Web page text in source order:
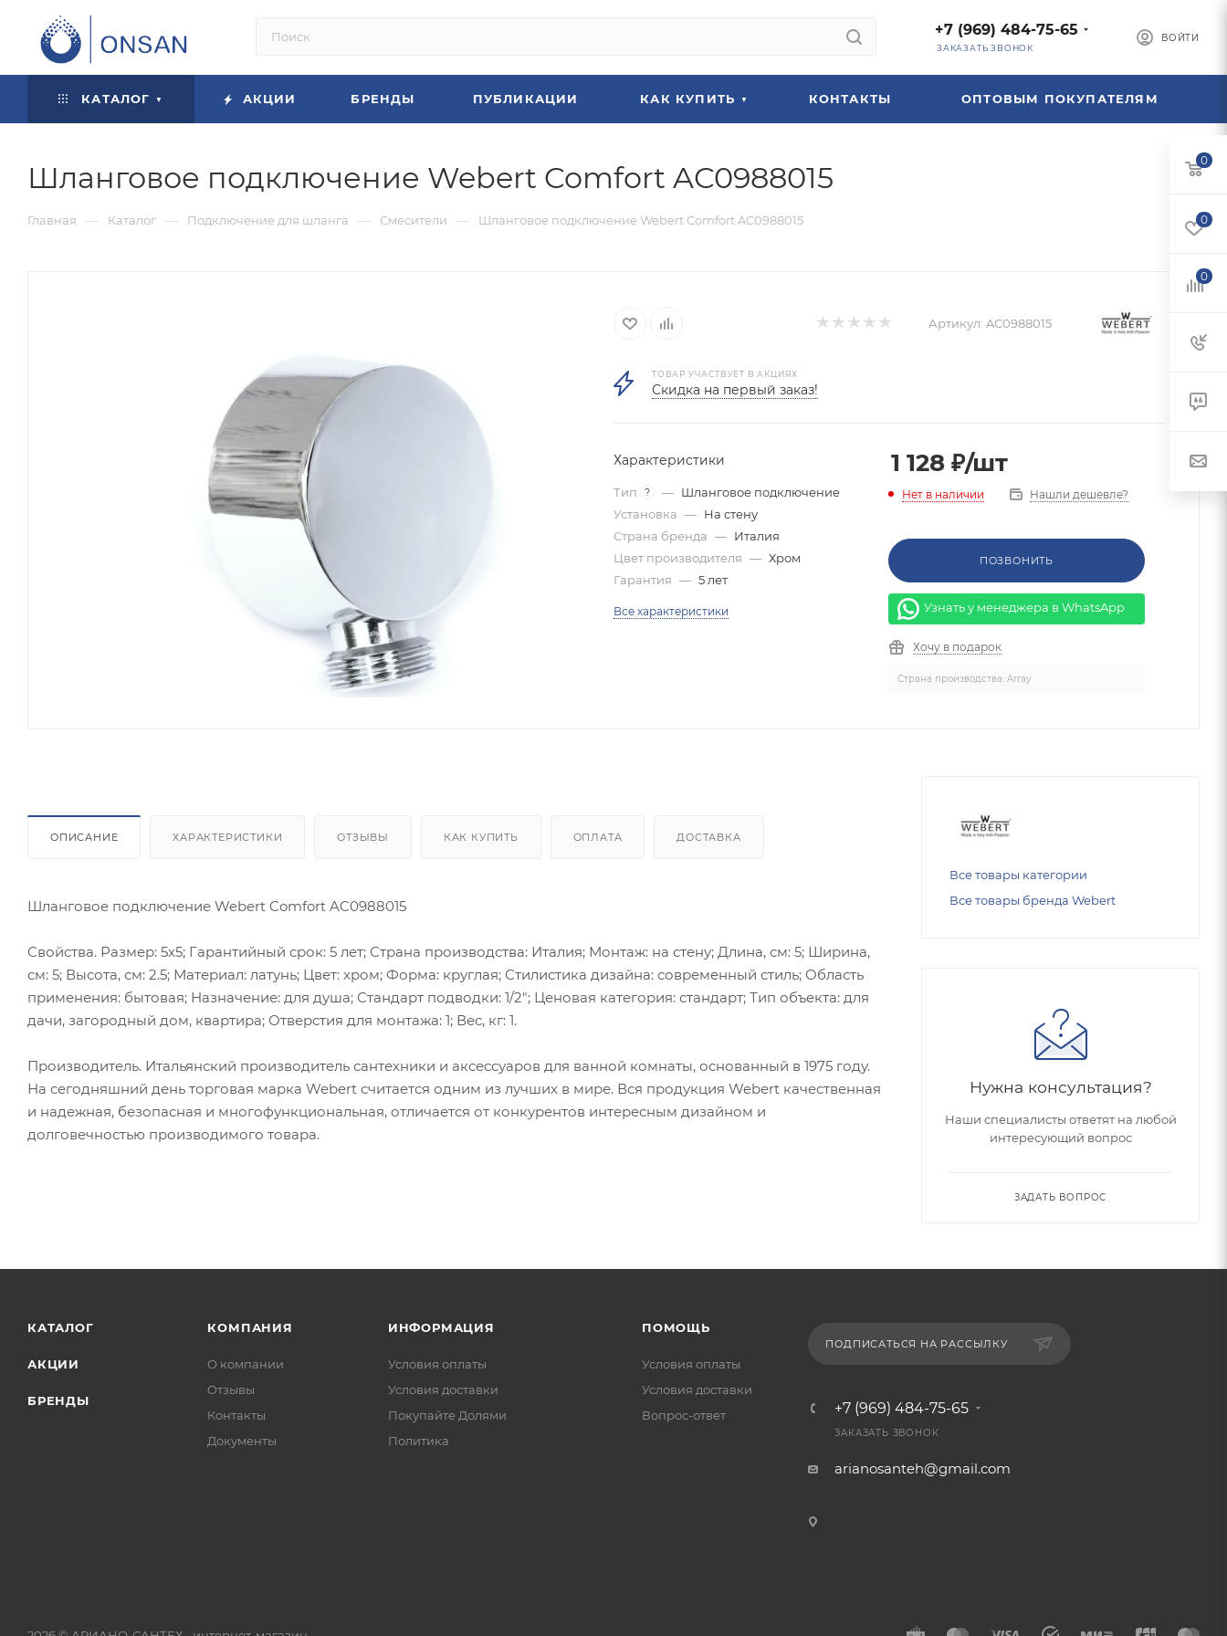
ВОЙТИ
+7 (969) 484-75-65
ЗАКАЗАТЬ ЗВОНОК
КАТАЛОГ АКЦИИ БРЕНДЫ ПУБЛИКАЦИИ КАК КУПИТЬ КОНТАКТЫ ОПТОВЫМ ПОКУПАТЕЛЯМ
Шланговое подключение Webert Comfort AC0988015
Главная — Каталог — Подключение для шланга — Смесители — Шланговое подключение Webert Comfort AC0988015
Артикул: AC0988015
ТОВАР УЧАСТВУЕТ В АКЦИЯХ
Скидка на первый заказ!
Характеристики
Тип ? — Шланговое подключение
Установка — На стену
Страна бренда — Италия
Цвет производителя — Хром
Гарантия — 5 лет
Все характеристики
1 128 ₽/шт
Нет в наличии Нашли дешевле?
ПОЗВОНИТЬ
Узнать у менеджера в WhatsApp
Хочу в подарок
Страна производства: Array
ОПИСАНИЕ ХАРАКТЕРИСТИКИ ОТЗЫВЫ КАК КУПИТЬ ОПЛАТА ДОСТАВКА
Шланговое подключение Webert Comfort AC0988015
Свойства. Размер: 5x5; Гарантийный срок: 5 лет; Страна производства: Италия; Монтаж: на стену; Длина, см: 5; Ширина,
см: 5; Высота, см: 2.5; Материал: латунь; Цвет: хром; Форма: круглая; Стилистика дизайна: современный стиль; Область
применения: бытовая; Назначение: для душа; Стандарт подводки: 1/2"; Ценовая категория: стандарт; Тип объекта: для
дачи, загородный дом, квартира; Отверстия для монтажа: 1; Вес, кг: 1.
Производитель. Итальянский производитель сантехники и аксессуаров для ванной комнаты, основанный в 1975 году.
На сегодняшний день торговая марка Webert считается одним из лучших в мире. Вся продукция Webert качественная
и надежная, безопасная и многофункциональная, отличается от конкурентов интересным дизайном и
долговечностью производимого товара.
Все товары категории
Все товары бренда Webert
Нужна консультация?
Наши специалисты ответят на любой
интересующий вопрос
ЗАДАТЬ ВОПРОС
КАТАЛОГ
АКЦИИ
БРЕНДЫ
КОМПАНИЯ
О компании
Отзывы
Контакты
Документы
ИНФОРМАЦИЯ
Условия оплаты
Условия доставки
Покупайте Долями
Политика
ПОМОЩЬ
Условия оплаты
Условия доставки
Вопрос-ответ
ПОДПИСАТЬСЯ НА РАССЫЛКУ
+7 (969) 484-75-65
ЗАКАЗАТЬ ЗВОНОК
arianosanteh@gmail.com
0
0
0